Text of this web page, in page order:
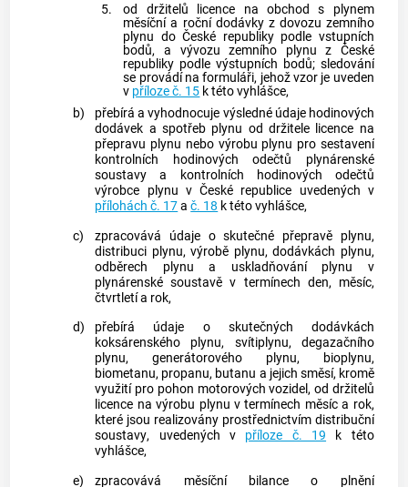
5.
od držitelů licence na obchod s plynem
měsíční a roční dodávky z dovozu zemního
plynu do České republiky podle vstupních
bodů, a vývozu zemního plynu z České
republiky podle výstupních bodů; sledování
se provádí na formuláři, jehož vzor je uveden
v příloze č. 15 k této vyhlášce,
b)
přebírá a vyhodnocuje výsledné údaje hodinových
dodávek a spotřeb plynu od držitele licence na
přepravu plynu nebo výrobu plynu pro sestavení
kontrolních hodinových odečtů plynárenské
soustavy a kontrolních hodinových odečtů
výrobce plynu v České republice uvedených v
přílohách č. 17ač. 18 k této vyhlášce,
c)
zpracovává údaje o skutečné přepravě plynu,
distribuci plynu, výrobě plynu, dodávkách plynu,
odběrech plynu a uskladňování plynu v
plynárenské soustavě v termínech den, měsíc,
čtvrtletí a rok,
d)
přebírá údaje o skutečných dodávkách
koksárenského plynu, svítiplynu, degazačního
plynu, generátorového plynu, bioplynu,
biometanu, propanu, butanu a jejich směsí, kromě
využití pro pohon motorových vozidel, od držitelů
licence na výrobu plynu v termínech měsíc a rok,
které jsou realizovány prostřednictvím distribuční
soustavy, uvedených v příloze č. 19 k této
vyhlášce,
e)
zpracovává měsíční bilance o plnění